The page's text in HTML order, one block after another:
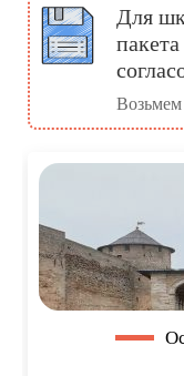
Для
Возьмем